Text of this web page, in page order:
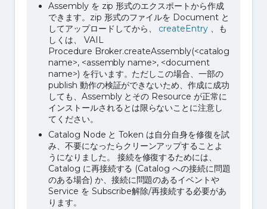
Assembly を zip 形式のエクスポートから作成
できます。zip 形式のファイルを Document と
してアップロードしてから、 createEntry 、も
しくは、 VAIL
Procedure Broker.createAssembly(<catalog
name>, <assembly name>, <document
name>) を行います。ただしこの場合、一部の
publish 動作の検証ができないため、作成に成功
しても、Assembly とその Resource が正常に
インストールされるとは限らないことに注意し
てください。
Catalog Node と Token は自分自身を修復を試
み、不要になったらクリーンアップすることよ
うになりました。 接続を修復するためには、
Catalog に再接続する (Catalog への接続に問題
のある場合) か、接続に問題のあるイベントや
Service を Subscribe解除/再接続する必要があ
ります。